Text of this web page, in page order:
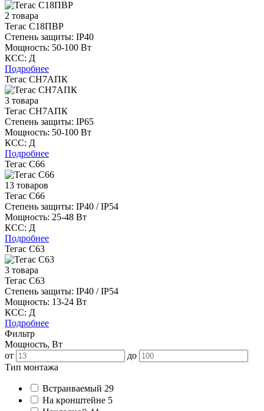
2 товара
Тегас С18ПВР
Степень защиты: IP40
Мощность: 50-100 Вт
КСС: Д
Подробнее
Тегас СН7АПК
3 товара
Тегас СН7АПК
Степень защиты: IP65
Мощность: 50-100 Вт
КСС: Д
Подробнее
Тегас С66
13 товаров
Тегас С66
Степень защиты: IP40 / IP54
Мощность: 25-48 Вт
КСС: Д
Подробнее
Тегас С63
3 товара
Тегас С63
Степень защиты: IP40 / IP54
Мощность: 13-24 Вт
КСС: Д
Подробнее
Фильтр
Мощность, Вт
от
до
Тип монтажа
Встраиваемый 29
На кронштейне 5